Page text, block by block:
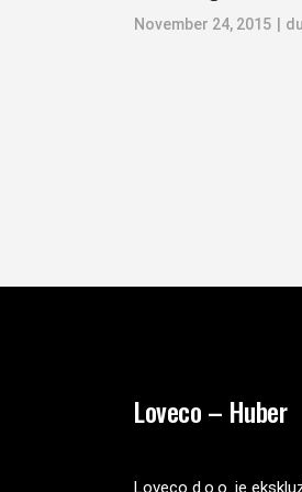
November 24, 2015
Loveco – Huber
Loveco d.o.o. je